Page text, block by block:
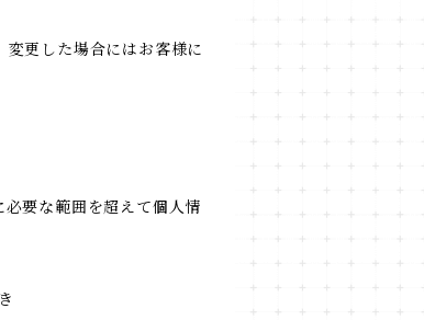
更した場合にはお客様に
要な範囲を超えて個人情